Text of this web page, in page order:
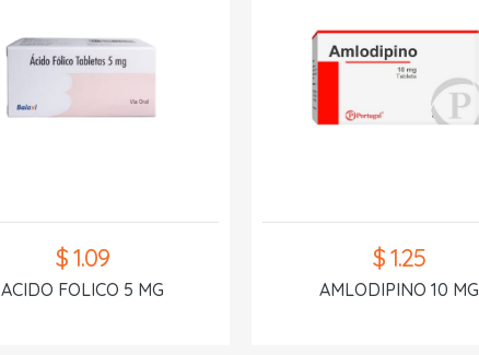
$ 1.09
ACIDO FOLICO 5 MG
$ 1.25
AMLODIPINO 10 MG